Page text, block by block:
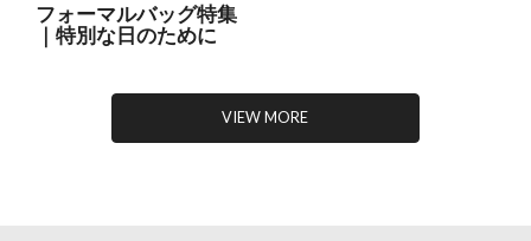
フォーマルバッグ特集
｜特別な日のために
VIEW MORE